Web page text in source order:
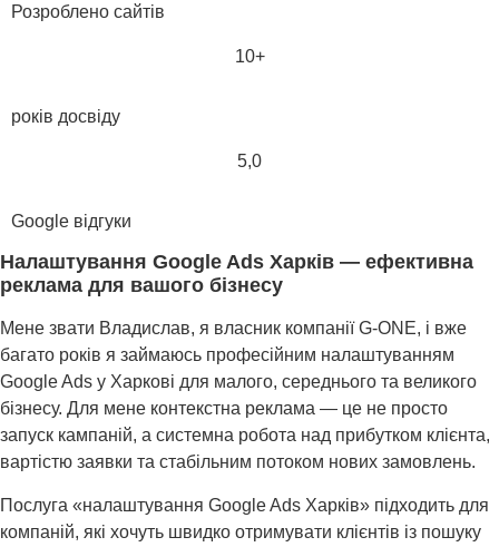
Розроблено сайтів
10+
років досвіду
5,0
Google відгуки
Налаштування Google Ads Харків — ефективна
реклама для вашого бізнесу
Мене звати Владислав, я власник компанії G-ONE, і вже
багато років я займаюсь професійним налаштуванням
Google Ads у Харкові для малого, середнього та великого
бізнесу. Для мене контекстна реклама — це не просто
запуск кампаній, а системна робота над прибутком клієнта,
вартістю заявки та стабільним потоком нових замовлень.
Послуга «налаштування Google Ads Харків» підходить для
компаній, які хочуть швидко отримувати клієнтів із пошуку